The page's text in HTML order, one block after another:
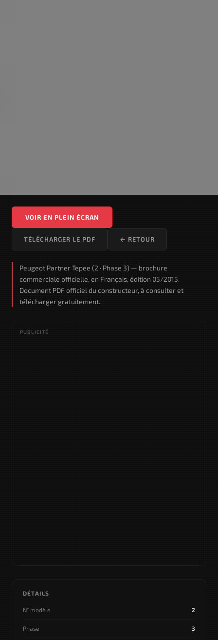
VOIR EN PLEIN ÉCRAN
TÉLÉCHARGER LE PDF ← RETOUR
Peugeot Partner Tepee (2 · Phase 3) — brochure
commerciale officielle, en Français, édition 05/2015.
Document PDF officiel du constructeur, à consulter et
télécharger gratuitement.
PUBLICITÉ
DÉTAILS
N° modèle 2
Phase 3